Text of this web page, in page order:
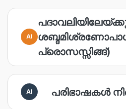
AI
പ്രൊസസ്സിങ്ങ്)
AI പരിഭാഷകള്‍